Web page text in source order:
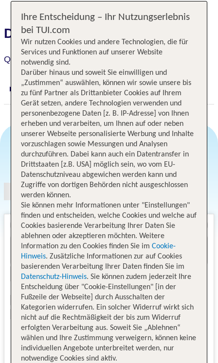
Das erwartet Sie
QT Wellington
Digitaler und telefonischer 24/7 TUI Service
Angebotsauswahl
Ihre Entscheidung – Ihr Nutzungserlebnis
bei TUI.com
Wir nutzen Cookies und andere Technologien, die für
Services und Funktionen auf unserer Website
notwendig sind.
Darüber hinaus und soweit Sie einwilligen und
„Zustimmen“ auswählen, können wir sowie unsere bis
zu fünf Partner als Drittanbieter Cookies auf Ihrem
Gerät setzen, andere Technologien verwenden und
personenbezogene Daten [z. B. IP-Adresse] von Ihnen
erheben und verarbeiten, um Ihnen auf oder neben
unserer Webseite personalisierte Werbung und Inhalte
vorzuschlagen sowie Messungen und Analysen
durchzuführen. Dabei kann auch ein Datentransfer in
Drittstaaten [z.B. USA] möglich sein, wo vom EU-
Datenschutzniveau abgewichen werden kann und
Zugriffe von dortigen Behörden nicht ausgeschlossen
werden können.
Sie können mehr Informationen unter "Einstellungen"
finden und entscheiden, welche Cookies und welche auf
Cookies basierende Verarbeitung Ihrer Daten Sie
ablehnen oder akzeptieren möchten. Weitere
Information zu den Cookies finden Sie im Cookie-
Hinweis. Zusätzliche Informationen zur auf Cookies
basierenden Verarbeitung Ihrer Daten finden Sie im
Datenschutz-Hinweis. Sie können zudem jederzeit Ihre
Entscheidung über "Cookie-Einstellungen" [in der
Fußzeile der Webseite] durch Ausschalten der
Kategorien widerrufen. Ein solcher Widerruf wirkt sich
nicht auf die Rechtmäßigkeit der bis zum Widerruf
erfolgten Verarbeitung aus. Soweit Sie „Ablehnen“
wählen und Ihre Zustimmung verweigern, können keine
individuellen Angebote unterbreitet werden, nur
notwendige Cookies sind aktiv.